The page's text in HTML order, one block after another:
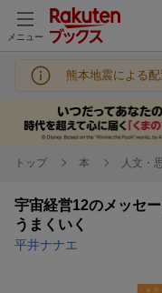
メニュー
熊本地震による
トップ 本 人文・
宇宙経営12のメッセ
うまくいく
平井ナナエ